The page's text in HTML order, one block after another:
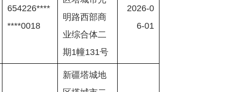
654226****
****0018
明路西部商
业综合体二
期1幢131号
2026-0
6-01
新疆塔城地